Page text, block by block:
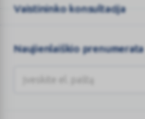
Vaistininko konsultacija
Naujienlaiškio prenumerata